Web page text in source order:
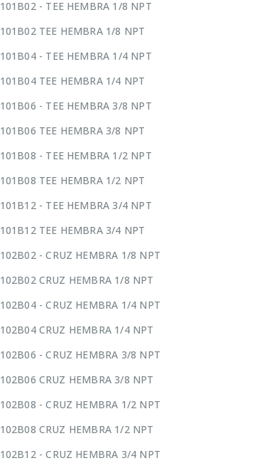
101B02 - TEE HEMBRA 1/8 NPT
101B02 TEE HEMBRA 1/8 NPT
101B04 - TEE HEMBRA 1/4 NPT
101B04 TEE HEMBRA 1/4 NPT
101B06 - TEE HEMBRA 3/8 NPT
101B06 TEE HEMBRA 3/8 NPT
101B08 - TEE HEMBRA 1/2 NPT
101B08 TEE HEMBRA 1/2 NPT
101B12 - TEE HEMBRA 3/4 NPT
101B12 TEE HEMBRA 3/4 NPT
102B02 - CRUZ HEMBRA 1/8 NPT
102B02 CRUZ HEMBRA 1/8 NPT
102B04 - CRUZ HEMBRA 1/4 NPT
102B04 CRUZ HEMBRA 1/4 NPT
102B06 - CRUZ HEMBRA 3/8 NPT
102B06 CRUZ HEMBRA 3/8 NPT
102B08 - CRUZ HEMBRA 1/2 NPT
102B08 CRUZ HEMBRA 1/2 NPT
102B12 - CRUZ HEMBRA 3/4 NPT